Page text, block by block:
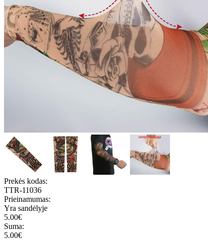
Prekės kodas:
TTR-11036
Prieinamumas:
Yra sandėlyje
5.00€
Suma:
5.00€